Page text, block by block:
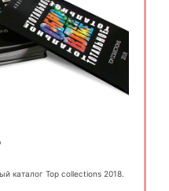
каталог Top collections 2018.